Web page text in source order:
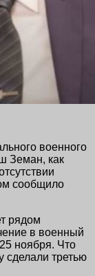
военного
Земан, как
сообщило
рядом
в военный
ноября. Что
сделали третью